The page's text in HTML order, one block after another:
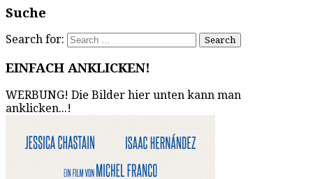
Suche
Search for:
EINFACH ANKLICKEN!
WERBUNG! Die Bilder hier unten kann man
anklicken...!